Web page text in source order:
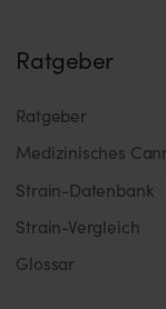
Ratgeber
Ratgeber
Medizinisches
Strain-Datenbank
Strain-Vergleich
Glossar